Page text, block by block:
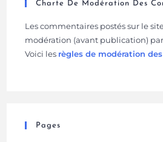
Charte De Modération Des
Les commentaires postés sur le
modération (avant publication)
Voici les règles de modération
Pages